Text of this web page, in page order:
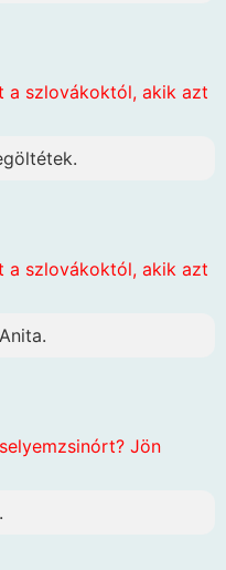
a szlovákoktól, akik azt
a szlovákoktól, akik azt
Jön